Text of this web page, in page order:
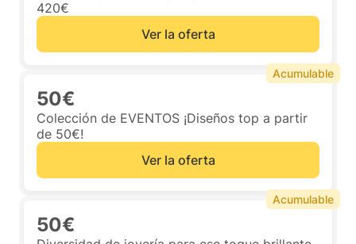
420€
Ver la oferta
50€
Colección de EVENTOS ¡Diseños top a partir
de 50€!
Ver la oferta
Acumulable
50€
Acumulable